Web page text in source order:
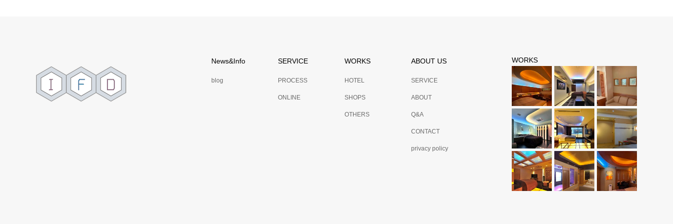
News&Info
blog
SERVICE
PROCESS
ONLINE
WORKS
HOTEL
SHOPS
OTHERS
ABOUT US
SERVICE
ABOUT
Q&A
CONTACT
privacy policy
WORKS